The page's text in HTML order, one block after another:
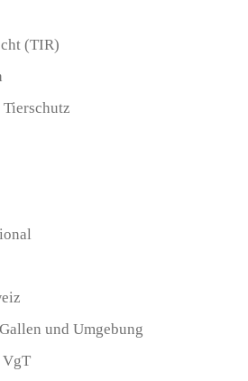
(TIR)
und Umgebung
VgT